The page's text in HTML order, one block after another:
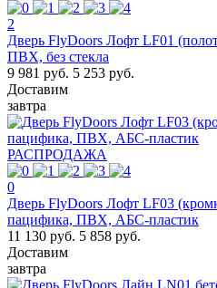
2
Дверь FlyDoors Лофт LF01
ПВХ, без стекла
9 981 руб. 5 253 руб.
Доставим
завтра
РАСПРОДАЖА
0
Дверь FlyDoors Лофт LF03
пацифика, ПВХ, АБС-пластик
11 130 руб. 5 858 руб.
Доставим
завтра